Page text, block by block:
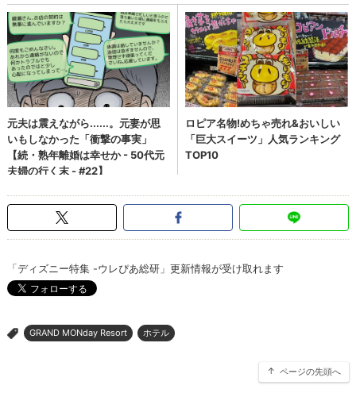
「ディズニー特集 -ウレぴあ総研」更新情報が受け取れます
> GRAND MONday Resort ホテル
ページの先頭へ